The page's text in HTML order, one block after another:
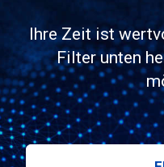
Ihre Zeit ist
Filter unten